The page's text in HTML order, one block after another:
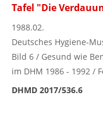
Tafel "Die
1988.02.
Deutsches Hygiene-
Bild 6 / Gesund wie
im DHM 1986 - 1992 /
DHMD 2017/536.6